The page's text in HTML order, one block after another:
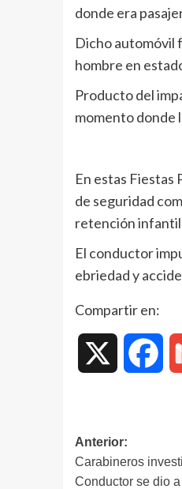
donde era
Dicho automóvil
hombre en
Producto del
momento donde
En estas Fiestas
de seguridad
retención infantil
El conductor
ebriedad y
Compartir en:
Anterior:
Carabineros
Conductor se dio